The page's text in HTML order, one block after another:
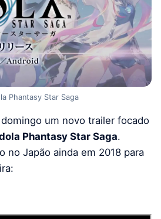
Phantasy Star Saga
um novo trailer focado
Phantasy Star Saga.
no Japão ainda em 2018 para